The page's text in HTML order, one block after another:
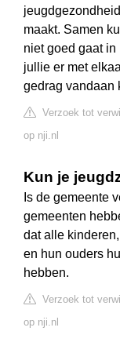
maakt. Samen
niet goed gaat
jullie er met
gedrag vandaan
Verzoek tot
op nji.nl
Kun je
Is de gemeente
gemeenten
dat alle
en hun ouders
hebben.
Verzoek tot
op nji.nl